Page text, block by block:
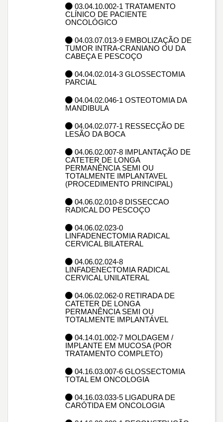
03.04.10.002-1 TRATAMENTO
CLÍNICO DE PACIENTE
ONCOLÓGICO
04.03.07.013-9 EMBOLIZAÇÃO DE
TUMOR INTRA-CRANIANO OU DA
CABEÇA E PESCOÇO
04.04.02.014-3 GLOSSECTOMIA
PARCIAL
04.04.02.046-1 OSTEOTOMIA DA
MANDIBULA
04.04.02.077-1 RESSECÇÃO DE
LESÃO DA BOCA
04.06.02.007-8 IMPLANTAÇÃO DE
CATETER DE LONGA
PERMANÊNCIA SEMI OU
TOTALMENTE IMPLANTAVEL
(PROCEDIMENTO PRINCIPAL)
04.06.02.010-8 DISSECCAO
RADICAL DO PESCOÇO
04.06.02.023-0
LINFADENECTOMIA RADICAL
CERVICAL BILATERAL
04.06.02.024-8
LINFADENECTOMIA RADICAL
CERVICAL UNILATERAL
04.06.02.062-0 RETIRADA DE
CATETER DE LONGA
PERMANÊNCIA SEMI OU
TOTALMENTE IMPLANTÁVEL
04.14.01.002-7 MOLDAGEM /
IMPLANTE EM MUCOSA (POR
TRATAMENTO COMPLETO)
04.16.03.007-6 GLOSSECTOMIA
TOTAL EM ONCOLOGIA
04.16.03.033-5 LIGADURA DE
CARÓTIDA EM ONCOLOGIA